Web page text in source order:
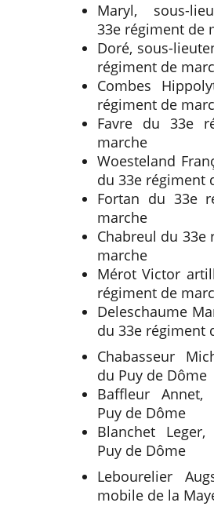
Maryl, sous-
33e régiment de
Doré, sous-
régiment de
Combes
régiment de
Favre du 33e
marche
Woesteland
du 33e régiment
Fortan du 33e
marche
Chabreul du 33e
marche
Mérot Victor
régiment de
Deleschaume
du 33e régiment
Chabasseur
du Puy de Dôme
Baffleur
Puy de Dôme
Blanchet
Puy de Dôme
Lebourelier
mobile de la